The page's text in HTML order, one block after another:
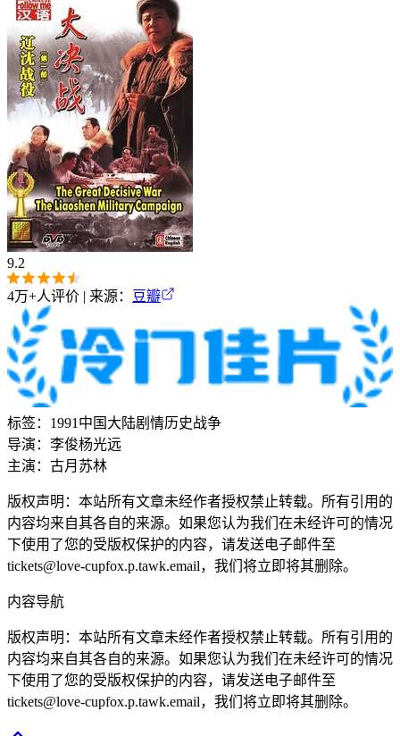
9.2
4万+人评价 | 来源： 豆瓣
标签： 1991 中国大陆剧情历史战争
导演： 李俊杨光远
主演： 古月 苏林
版权声明：本站所有文章未经作者授权禁止转载。所有引用的
内容均来自其各自的来源。如果您认为我们在未经许可的情况
下使用了您的受版权保护的内容，请发送电子邮件至
tickets@love-cupfox.p.tawk.email，我们将立即将其删除。
内容导航
版权声明：本站所有文章未经作者授权禁止转载。所有引用的
内容均来自其各自的来源。如果您认为我们在未经许可的情况
下使用了您的受版权保护的内容，请发送电子邮件至
tickets@love-cupfox.p.tawk.email，我们将立即将其删除。